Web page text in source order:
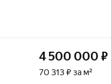
4 500 000 ₽
70 313 ₽ за м²